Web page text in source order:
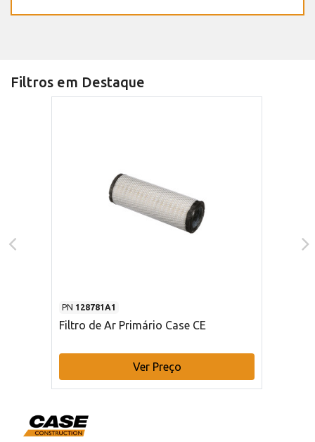
Filtros em Destaque
PN 128781A1
Filtro de Ar Primário Case CE
Ver Preço